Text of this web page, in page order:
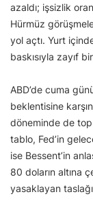
azaldı; işsizlik
Hürmüz
yol açtı. Yurt
baskısıyla zayıf
ABD’de cuma
beklentisine
döneminde de
tablo, Fed’in
ise Bessent’in
80 doların altına
yasaklayan